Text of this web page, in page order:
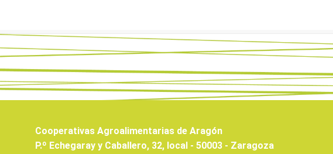
Cooperativas Agroalimentarias de Aragón
P.º Echegaray y Caballero, 32, local - 50003 - Zaragoza